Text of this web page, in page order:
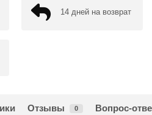
14 дней на возврат
Отзывы 0 Вопрос-